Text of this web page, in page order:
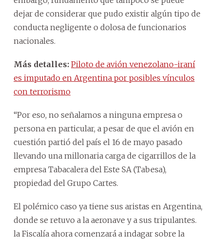
dejar de considerar que pudo existir algún tipo de
conducta negligente o dolosa de funcionarios
nacionales.
Más detalles: Piloto de avión venezolano-iraní
es imputado en Argentina por posibles vínculos
con terrorismo
“Por eso, no señalamos a ninguna empresa o
persona en particular, a pesar de que el avión en
cuestión partió del país el 16 de mayo pasado
llevando una millonaria carga de cigarrillos de la
empresa Tabacalera del Este SA (Tabesa),
propiedad del Grupo Cartes.
El polémico caso ya tiene sus aristas en Argentina,
donde se retuvo a la aeronave y a sus tripulantes.
la Fiscalía ahora comenzará a indagar sobre la